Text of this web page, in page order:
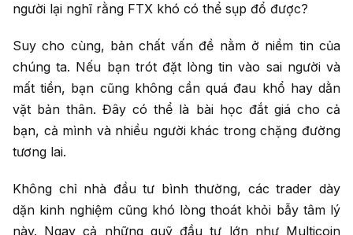
người lại nghĩ rằng FTX khó có thể sụp đổ được?
Suy cho cùng, bản chất vấn đề nằm ở niềm tin của
chúng ta. Nếu bạn trót đặt lòng tin vào sai người và
mất tiền, bạn cũng không cần quá đau khổ hay dằn
vặt bản thân. Đây có thể là bài học đắt giá cho cả
bạn, cả mình và nhiều người khác trong chặng đường
tương lai.
Không chỉ nhà đầu tư bình thường, các trader dày
dặn kinh nghiệm cũng khó lòng thoát khỏi bẫy tâm lý
này. Ngay cả những quỹ đầu tư lớn như Multicoin